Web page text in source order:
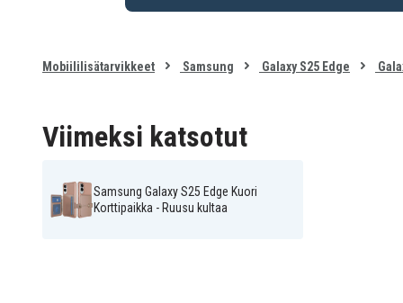
Mobiililisätarvikkeet Samsung Galaxy S25 Edge
Viimeksi katsotut
Samsung Galaxy S25 Edge Kuori
Korttipaikka - Ruusu kultaa